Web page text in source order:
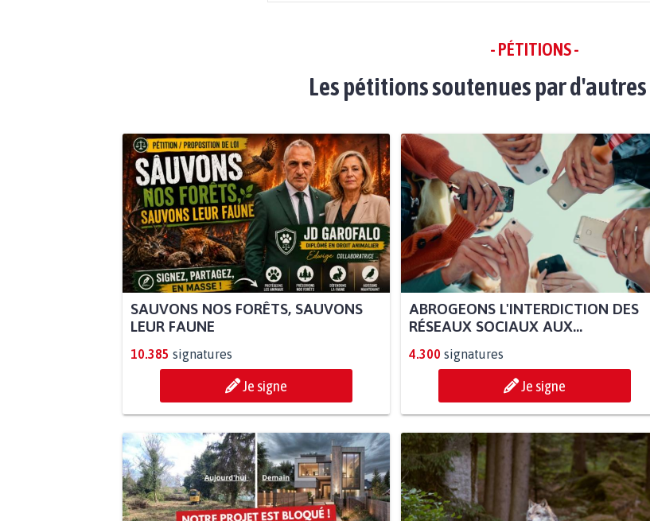
- PÉTITIONS -
Les pétitions soutenues par
SAUVONS NOS FORÊTS, SAUVONS
LEUR FAUNE
10.385 signatures
Je signe
ABROGEONS L'INTERDICTION DES
RÉSEAUX SOCIAUX AUX...
4.300 signatures
Je signe